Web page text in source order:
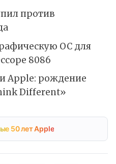
против
ОС для
8086
Apple: рождение
Different»
50 лет Apple